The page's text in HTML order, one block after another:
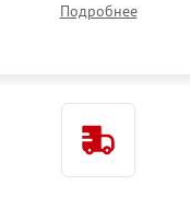
насосу, ТЭНу и
Подробнее